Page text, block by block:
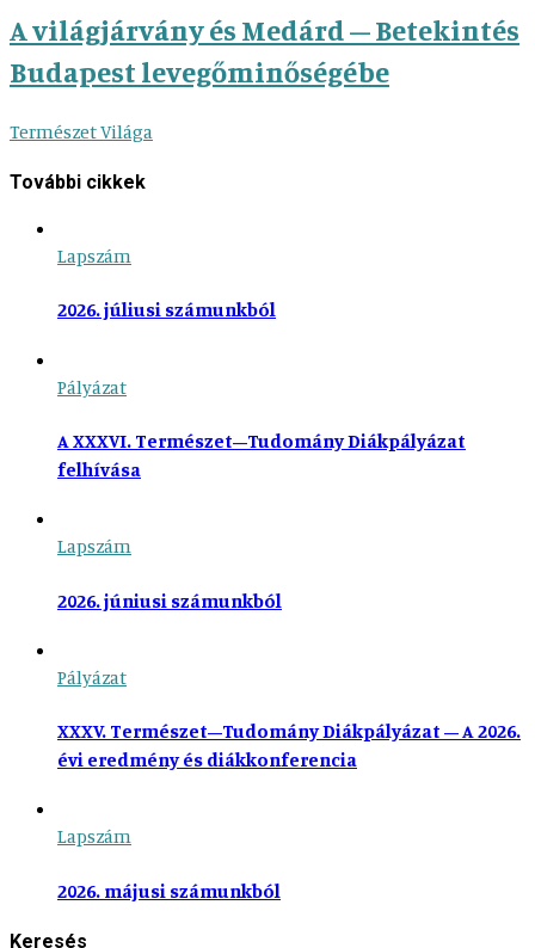
A világjárvány és Medárd – Betekintés
Budapest levegőminőségébe
Természet Világa
További cikkek
Lapszám
2026. júliusi számunkból
Pályázat
A XXXVI. Természet–Tudomány Diákpályázat
felhívása
Lapszám
2026. júniusi számunkból
Pályázat
XXXV. Természet–Tudomány Diákpályázat – A 2026.
évi eredmény és diákkonferencia
Lapszám
2026. májusi számunkból
Keresés